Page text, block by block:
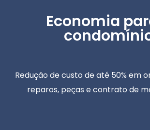
Economia
Redução de custo de até 50% em
reparos, peças e contrato de